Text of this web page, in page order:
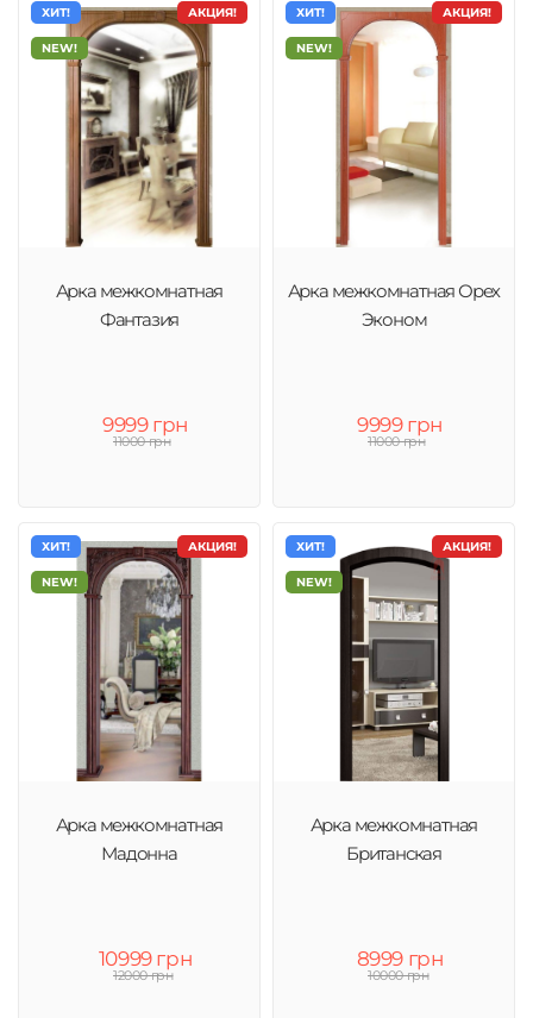
АКЦИЯ!
ХИТ!
NEW!
Арка межкомнатная
Фантазия
9999 грн
11000 грн
АКЦИЯ!
ХИТ!
NEW!
Арка межкомнатная Орех
Эконом
9999 грн
11000 грн
АКЦИЯ!
ХИТ!
NEW!
Арка межкомнатная
Мадонна
10999 грн
12000 грн
АКЦИЯ!
ХИТ!
NEW!
Арка межкомнатная
Британская
8999 грн
10000 грн